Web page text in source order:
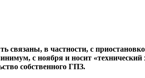
в частности, с
с ноября и носит
собственного ГПЗ.